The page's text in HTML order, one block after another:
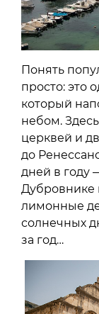
Понять
просто: это
который
небом.
церквей и
до
дней в году
Дубровнике
лимонные
солнечных
за год…